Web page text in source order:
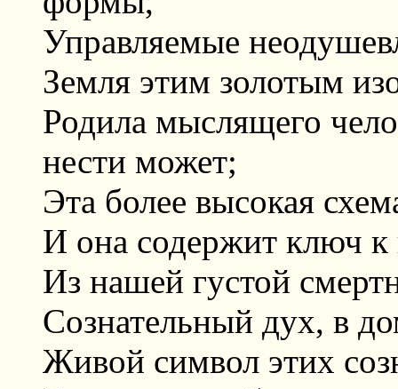
Управляемые
Земля этим золотым
Родила мыслящего
нести может;
Эта более высокая
И она содержит ключ к
Из нашей густой
Сознательный дух, в
Живой символ этих